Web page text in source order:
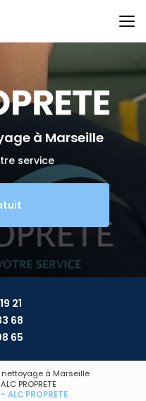
à Marseille
service
21
68
65
nettoyage à Marseille
PROPRETE
PROPRETE